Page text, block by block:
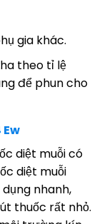
gia khác.
theo tỉ lệ
để phun cho
diệt muỗi có
diệt muỗi
nhanh,
thuốc rất nhỏ.